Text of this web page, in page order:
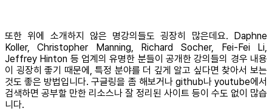
또한 위에 소개하지 않은 명강의들도 굉장히 많은데요. Daphne
Koller, Christopher Manning, Richard Socher, Fei-Fei Li,
Jeffrey Hinton 등 업계의 유명한 분들이 공개한 강의들의 경우 내용
이 굉장히 좋기 때문에, 특정 분야를 더 깊게 알고 싶다면 찾아서 보는
것도 좋은 방법입니다. 구글링을 좀 해보거나 github나 youtube에서
검색하면 공부할 만한 리소스나 잘 정리된 사이트 등이 수도 없이 많습
니다.